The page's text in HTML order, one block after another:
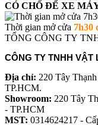
CÓ CHỐ ĐỂ XE
Thời gian mở cửa 7h30
TỔNG CÔNG TY
CÔNG TY TNHH VẬT
Địa chỉ: 220 Tây
TP.HCM.
Showroom: 220 Tây
- TP.HCM
MST: 0314624217 -